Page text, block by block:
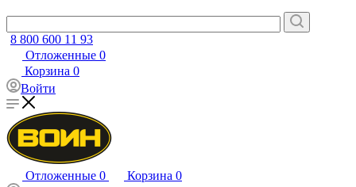
8 800 600 11 93
Отложенные 0
Корзина 0
Войти
Отложенные 0 Корзина 0